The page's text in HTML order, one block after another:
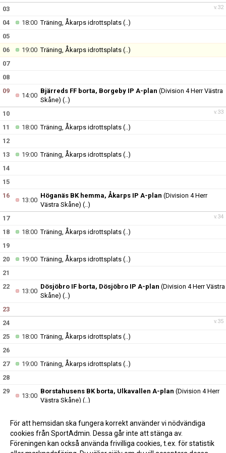
v.32
03
04
18:00Träning, Åkarps idrottsplats (..)
05
06
19:00Träning, Åkarps idrottsplats (..)
07
08
09
14:00
Bjärreds FF borta, Borgeby IP A-plan (Division 4 Herr Västra
Skåne) (..)
v.33
10
11
18:00Träning, Åkarps idrottsplats (..)
12
13
19:00Träning, Åkarps idrottsplats (..)
14
15
16
13:00
Höganäs BK hemma, Åkarps IP A-plan (Division 4 Herr
Västra Skåne) (..)
v.34
17
18
18:00Träning, Åkarps idrottsplats (..)
19
20
19:00Träning, Åkarps idrottsplats (..)
21
22
13:00
Dösjöbro IF borta, Dösjöbro IP A-plan (Division 4 Herr Västra
Skåne) (..)
23
v.35
24
25
18:00Träning, Åkarps idrottsplats (..)
26
27
19:00Träning, Åkarps idrottsplats (..)
28
29
13:00
Borstahusens BK borta, Ulkavallen A-plan (Division 4 Herr
Västra Skåne) (..)
För att hemsidan ska fungera korrekt använder vi nödvändiga
cookies från SportAdmin. Dessa går inte att stänga av.
Föreningen kan också använda frivilliga cookies, t.ex. för statistik